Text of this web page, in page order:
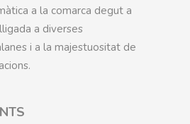
a la comarca degut a
a diverses
i a la majestuositat de